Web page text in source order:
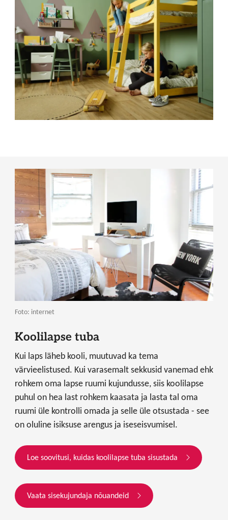
Foto: internet
Koolilapse tuba
Kui laps läheb kooli, muutuvad ka tema
värvieelistused. Kui varasemalt sekkusid vanemad ehk
rohkem oma lapse ruumi kujundusse, siis koolilapse
puhul on hea last rohkem kaasata ja lasta tal oma
ruumi üle kontrolli omada ja selle üle otsustada - see
on oluline isiksuse arengus ja iseseisvumisel.
Loe soovitusi, kuidas koolilapse tuba sisustada
Vaata sisekujundaja nõuandeid